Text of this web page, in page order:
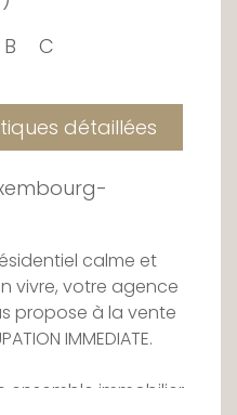
B C
détaillées
calme et
vivre, votre agence
propose à la vente
IMMEDIATE.
ensemble immobilier